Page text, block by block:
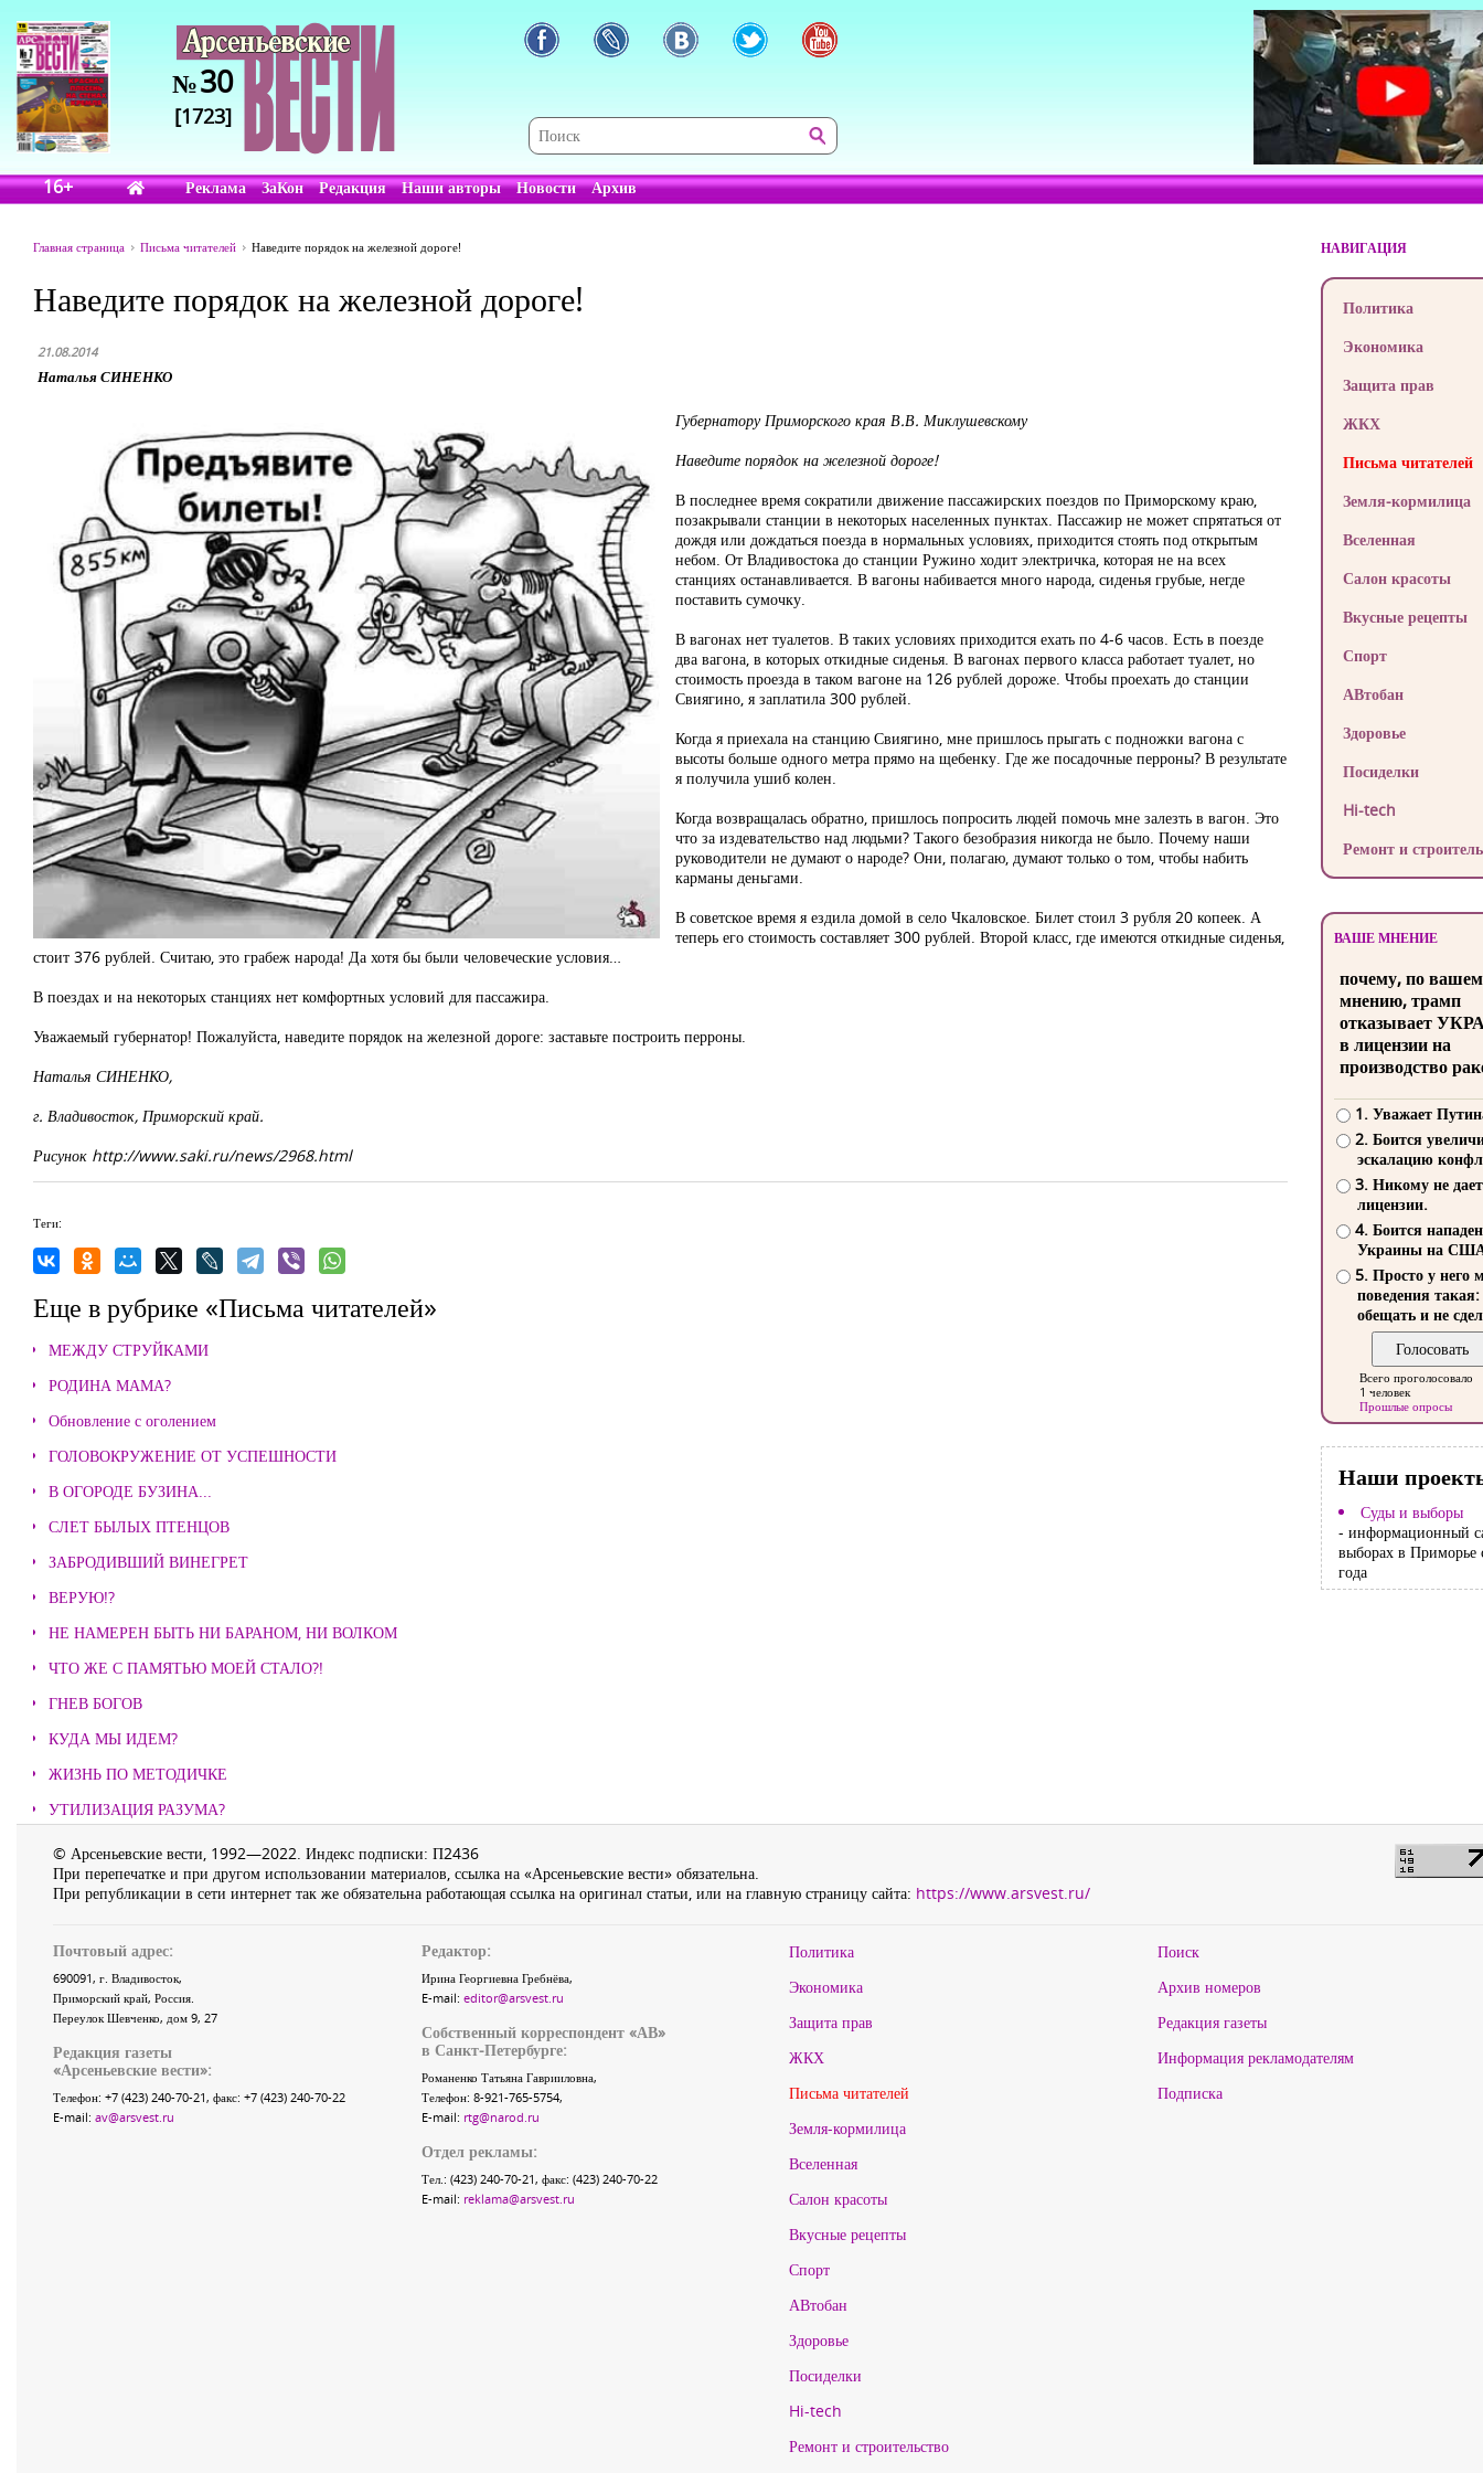
№30
[1723]
16+ Реклама ЗаКон Редакция Наши авторы Новости Архив
Главная страница Письма читателей Наведите порядок на железной дороге!
Наведите порядок на железной дороге!
21.08.2014
Наталья СИНЕНКО
Губернатору Приморского края В.В. Миклушевскому
Наведите порядок на железной дороге!
В последнее время сократили движение пассажирских поездов по Приморскому краю,
позакрывали станции в некоторых населенных пунктах. Пассажир не может спрятаться от
дождя или дождаться поезда в нормальных условиях, приходится стоять под открытым
небом. От Владивостока до станции Ружино ходит электричка, которая не на всех
станциях останавливается. В вагоны набивается много народа, сиденья грубые, негде
поставить сумочку.
В вагонах нет туалетов. В таких условиях приходится ехать по 4-6 часов. Есть в поезде
два вагона, в которых откидные сиденья. В вагонах первого класса работает туалет, но
стоимость проезда в таком вагоне на 126 рублей дороже. Чтобы проехать до станции
Свиягино, я заплатила 300 рублей.
Когда я приехала на станцию Свиягино, мне пришлось прыгать с подножки вагона с
высоты больше одного метра прямо на щебенку. Где же посадочные перроны? В результате
я получила ушиб колен.
Когда возвращалась обратно, пришлось попросить людей помочь мне залезть в вагон. Это
что за издевательство над людьми? Такого безобразия никогда не было. Почему наши
руководители не думают о народе? Они, полагаю, думают только о том, чтобы набить
карманы деньгами.
В советское время я ездила домой в село Чкаловское. Билет стоил 3 рубля 20 копеек. А
теперь его стоимость составляет 300 рублей. Второй класс, где имеются откидные сиденья,
стоит 376 рублей. Считаю, это грабеж народа! Да хотя бы были человеческие условия…
В поездах и на некоторых станциях нет комфортных условий для пассажира.
Уважаемый губернатор! Пожалуйста, наведите порядок на железной дороге: заставьте построить перроны.
Наталья СИНЕНКО,
г. Владивосток, Приморский край.
Рисунок http://www.saki.ru/news/2968.html
Теги:
Еще в рубрике «Письма читателей»
МЕЖДУ СТРУЙКАМИ
РОДИНА МАМА?
Обновление с оголением
ГОЛОВОКРУЖЕНИЕ ОТ УСПЕШНОСТИ
В ОГОРОДЕ БУЗИНА...
СЛЕТ БЫЛЫХ ПТЕНЦОВ
ЗАБРОДИВШИЙ ВИНЕГРЕТ
ВЕРУЮ!?
НЕ НАМЕРЕН БЫТЬ НИ БАРАНОМ, НИ ВОЛКОМ
ЧТО ЖЕ С ПАМЯТЬЮ МОЕЙ СТАЛО?!
ГНЕВ БОГОВ
КУДА МЫ ИДЕМ?
ЖИЗНЬ ПО МЕТОДИЧКЕ
УТИЛИЗАЦИЯ РАЗУМА?
НАВИГАЦИЯ
Политика
Экономика
Защита прав
ЖКХ
Письма читателей
Земля-кормилица
Вселенная
Салон красоты
Вкусные рецепты
Спорт
АВтобан
Здоровье
Посиделки
Hi-tech
Ремонт и
ВАШЕ МНЕНИЕ
почему, по
мнению, трамп
отказывает
в лицензии на
производство
1. Уважает
2. Боится
эскалацию
3. Никому не
лицензии.
4. Боится
Украины на
5. Просто у него
поведения такая:
обещать и не
Всего проголосовало
1 человек
Прошлые опросы
Наши
Суды и выборы
- информационный
выборах в Приморье
года
© Арсеньевские вести, 1992—2022. Индекс подписки: П2436
При перепечатке и при другом использовании материалов, ссылка на «Арсеньевские вести» обязательна.
При републикации в сети интернет так же обязательна работающая ссылка на оригинал статьи, или на главную страницу сайта: https://www.arsvest.ru/
Почтовый адрес:
690091, г. Владивосток,
Приморский край, Россия.
Переулок Шевченко, дом 9, 27
Редакция газеты
«Арсеньевские вести»:
Телефон: +7 (423) 240-70-21, факс: +7 (423) 240-70-22
E-mail: av@arsvest.ru
Редактор:
Ирина Георгиевна Гребнёва,
E-mail: editor@arsvest.ru
Собственный корреспондент «АВ»
в Санкт-Петербурге:
Романенко Татьяна Гаврииловна,
Телефон: 8-921-765-5754,
E-mail: rtg@narod.ru
Отдел рекламы:
Тел.: (423) 240-70-21, факс: (423) 240-70-22
E-mail: reklama@arsvest.ru
Политика
Экономика
Защита прав
ЖКХ
Письма читателей
Земля-кормилица
Вселенная
Салон красоты
Вкусные рецепты
Спорт
АВтобан
Здоровье
Посиделки
Hi-tech
Ремонт и строительство
Поиск
Архив номеров
Редакция газеты
Информация рекламодателям
Подписка